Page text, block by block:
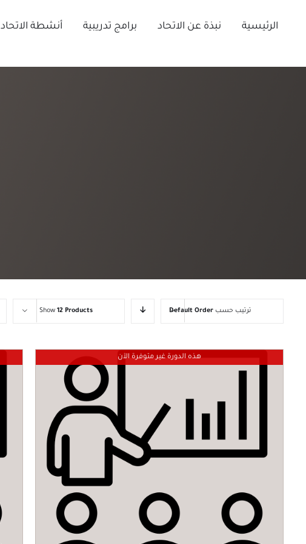
الرئيسية نبذة عن الاتحاد برامج تدريبية أنشطة الاتحاد
ترتيب حسب Default Order
Show 12 Products
هذه الدورة غير متوفرة الآن